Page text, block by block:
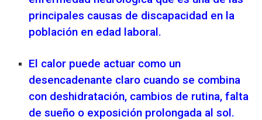
principales causas de discapacidad en la
población en edad laboral.
El calor puede actuar como un
desencadenante claro cuando se combina
con deshidratación, cambios de rutina, falta
de sueño o exposición prolongada al sol.